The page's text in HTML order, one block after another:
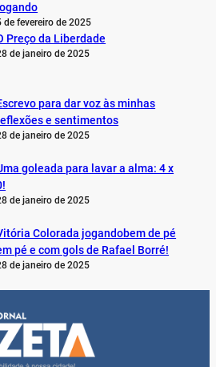
de fevereiro de 2025
Preço da Liberdade
de janeiro de 2025
para dar voz às minhas
e sentimentos
de janeiro de 2025
goleada para lavar a alma: 4 x
de janeiro de 2025
Colorada jogandobem de pé
pé e com gols de Rafael Borré!
de janeiro de 2025